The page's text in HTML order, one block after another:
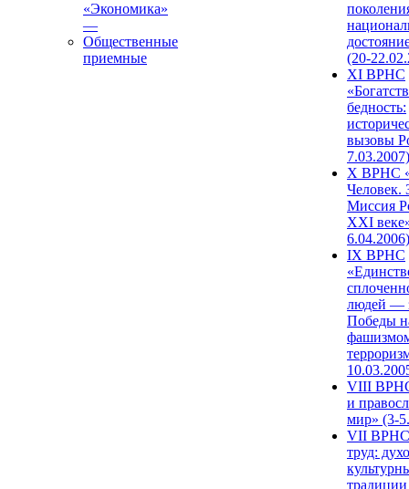
«Экономика»
—
Общественные
приемные
(20-
XI ВРНС
бедность:
вызовы
7.03.2007)
X ВРНС
Человек.
Миссия
XXI
6.04.2006)
IX ВРНС
людей —
Победы
VIII
и
мир» (3-
VII ВРНС
труд: